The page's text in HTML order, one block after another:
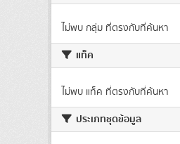
ไม่พบ กลุ่ม ที่ตรงกับที่ค้นหา
แท็ค
ไม่พบ แท็ค ที่ตรงกับที่ค้นหา
ประเภทชุดข้อมูล